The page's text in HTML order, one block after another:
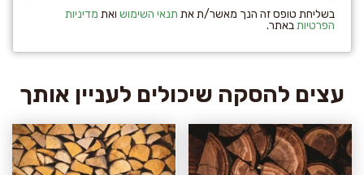
בשליחת טופס זה הנך מאשר/ת את תנאי השימוש ואת מדיניות
הפרטיותבאתר.
עצים להסקה שיכולים לעניין אותך